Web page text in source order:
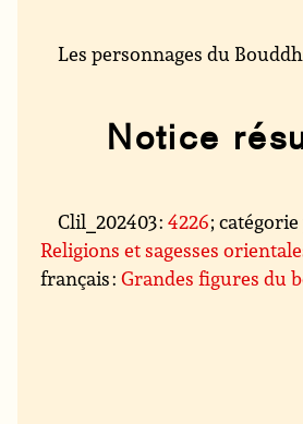
Les personnages du
Notice
Clil_202403 :4226;
Religions et sagesses
français :Grandes figures du